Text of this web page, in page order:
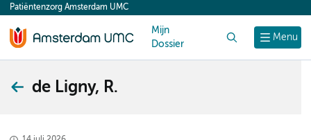
content
Menu
Patiëntenzorg Amsterdam UMC
Mijn
Dossier
de Ligny, R.